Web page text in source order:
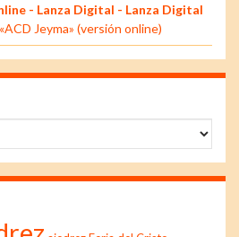
- Lanza Digital - Lanza Digital
Jeyma» (versión online)